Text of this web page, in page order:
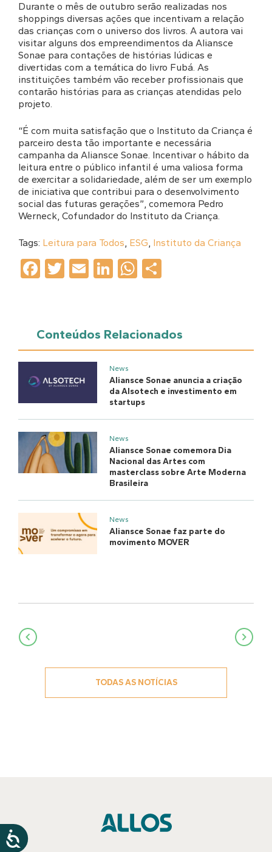
Durante o mês de outubro serão realizadas nos
shoppings diversas ações que incentivam a relação
das crianças com o universo dos livros. A autora vai
visitar alguns dos empreendimentos da Aliansce
Sonae para contações de histórias lúdicas e
divertidas com a temática do livro Fubá. As
instituições também vão receber profissionais que
contarão histórias para as crianças atendidas pelo
projeto.
“É com muita satisfação que o Instituto da Criança é
parceiro desta tão importante e necessária
campanha da Aliansce Sonae. Incentivar o hábito da
leitura entre o público infantil é uma valiosa forma
de exercitar a solidariedade, além de ser um exemplo
de iniciativa que contribui para o desenvolvimento
social das futuras gerações”, comemora Pedro
Werneck, Cofundador do Instituto da Criança.
Tags: Leitura para Todos, ESG, Instituto da Criança
Facebook
Twitter
EmailLinkedIn
WhatsApp
Conteúdos Relacionados
News
Aliansce Sonae anuncia a criação
da Alsotech e investimento em
startups
News
Aliansce Sonae comemora Dia
Nacional das Artes com
masterclass sobre Arte Moderna
Brasileira
News
Aliansce Sonae faz parte do
movimento MOVER
Navegação
TODAS AS NOTÍCIAS